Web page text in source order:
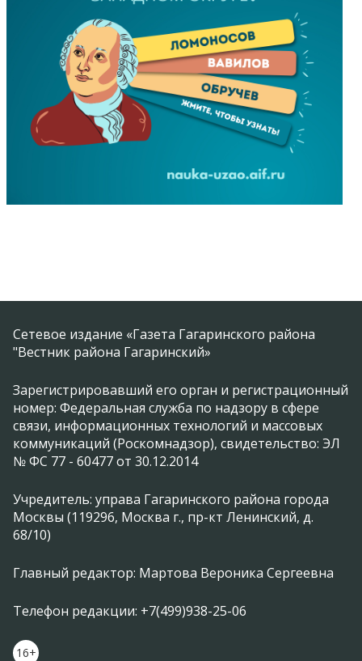
Сетевое издание «Газета Гагаринского района
"Вестник района Гагаринский»
Зарегистрировавший его орган и регистрационный
номер: Федеральная служба по надзору в сфере
связи, информационных технологий и массовых
коммуникаций (Роскомнадзор), свидетельство: ЭЛ
№ ФС 77 - 60477 от 30.12.2014
Учредитель: управа Гагаринского района города
Москвы (119296, Москва г., пр-кт Ленинский, д.
68/10)
Главный редактор: Мартова Вероника Сергеевна
Телефон редакции: +7(499)938-25-06
16+